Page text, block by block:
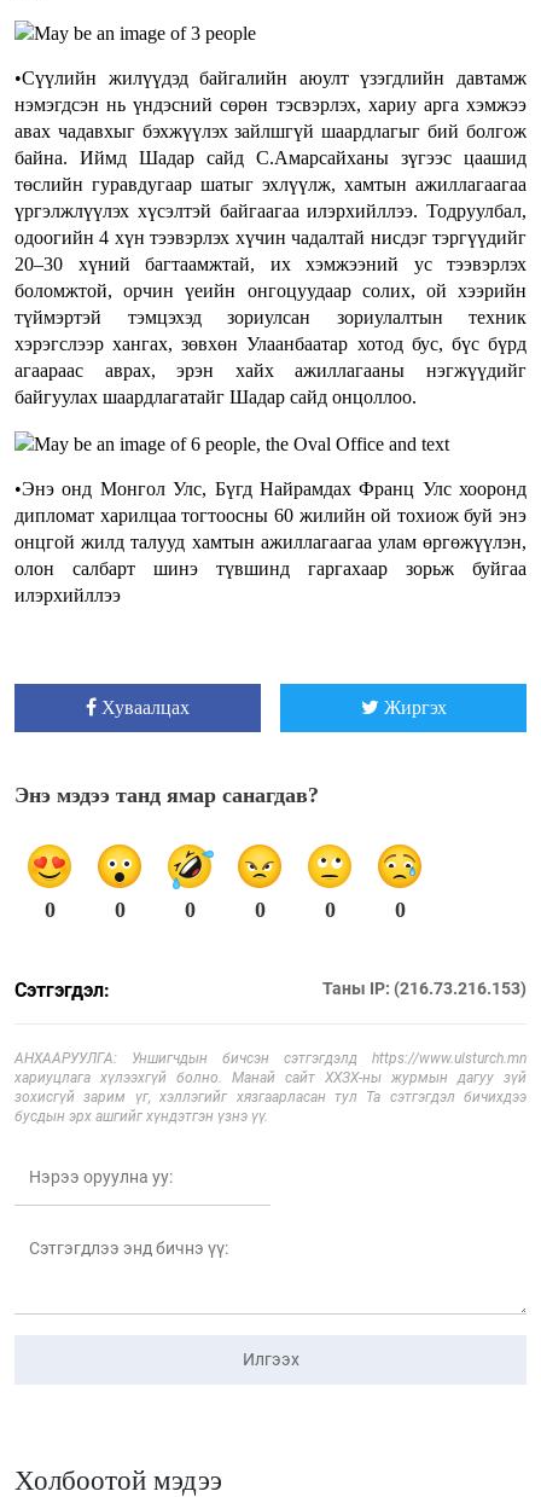
•Сүүлийн жилүүдэд байгалийн аюулт үзэгдлийн давтамж
нэмэгдсэн нь үндэсний сөрөн тэсвэрлэх, хариу арга хэмжээ
авах чадавхыг бэхжүүлэх зайлшгүй шаардлагыг бий болгож
байна. Иймд Шадар сайд С.Амарсайханы зүгээс цаашид
төслийн гуравдугаар шатыг эхлүүлж, хамтын ажиллагаагаа
үргэлжлүүлэх хүсэлтэй байгаагаа илэрхийллээ. Тодруулбал,
одоогийн 4 хүн тээвэрлэх хүчин чадалтай нисдэг тэргүүдийг
20–30 хүний багтаамжтай, их хэмжээний ус тээвэрлэх
боломжтой, орчин үеийн онгоцуудаар солих, ой хээрийн
түймэртэй тэмцэхэд зориулсан зориулалтын техник
хэрэгслээр хангах, зөвхөн Улаанбаатар хотод бус, бүс бүрд
агаараас аврах, эрэн хайх ажиллагааны нэгжүүдийг
байгуулах шаардлагатайг Шадар сайд онцоллоо.
•Энэ онд Монгол Улс, Бүгд Найрамдах Франц Улс хооронд
дипломат харилцаа тогтоосны 60 жилийн ой тохиож буй энэ
онцгой жилд талууд хамтын ажиллагаагаа улам өргөжүүлэн,
олон салбарт шинэ түвшинд гаргахаар зорьж буйгаа
илэрхийллээ
Хуваалцах Жиргэх
Энэ мэдээ танд ямар санагдав?
0 0 0 0 0 0
Сэтгэгдэл: Таны IP: (216.73.216.153)
АНХААРУУЛГА: Уншигчдын бичсэн сэтгэгдэлд https://www.ulsturch.mn
хариуцлага хүлээхгүй болно. Манай сайт ХХЗХ-ны журмын дагуу зүй
зохисгүй зарим үг, хэллэгийг хязгаарласан тул Та сэтгэгдэл бичихдээ
бусдын эрх ашгийг хүндэтгэн үзнэ үү.
Илгээх
Холбоотой мэдээ